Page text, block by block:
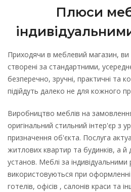
Плюси
Приходячи в меблевий магазин, ви
створені за стандартними,
безперечно, зручні, практичні та
підійдуть далеко не для кожного
Виробництво меблів на
оригінальний стильний інтер'єр з
призначення об'єкта. Послуга
житлових квартир та будинків, а й
установ. Меблі за
використовуються при
готелів, офісів , салонів краси та